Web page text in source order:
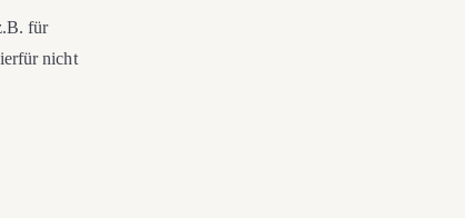
für
nicht